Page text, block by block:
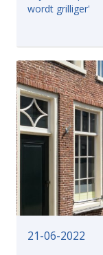
wordt grilliger'
21-06-2022